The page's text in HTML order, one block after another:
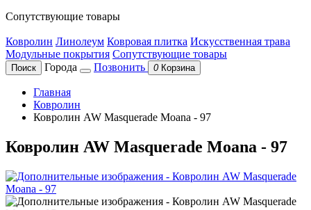
Сопутствующие товары
Ковролин Линолеум Ковровая плитка Искусственная трава
Модульные покрытия Сопутствующие товары
Поиск Города Позвонить 0 Корзина
Главная
Ковролин
Ковролин AW Masquerade Moana - 97
Ковролин AW Masquerade Moana - 97